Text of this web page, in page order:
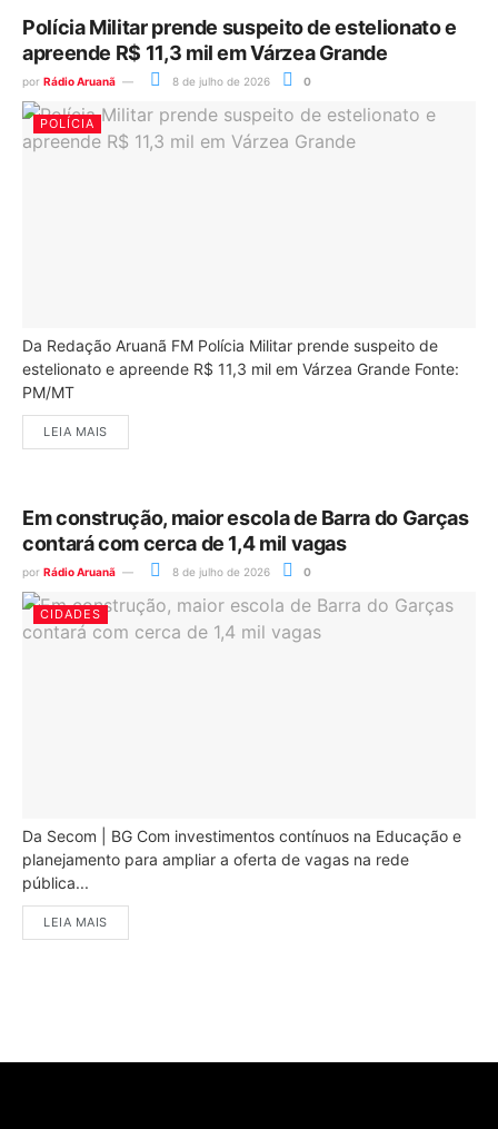
Polícia Militar prende suspeito de estelionato e
apreende R$ 11,3 mil em Várzea Grande
por Rádio Aruanã 8 de julho de 2026 0
POLÍCIA
Da Redação Aruanã FM Polícia Militar prende suspeito de
estelionato e apreende R$ 11,3 mil em Várzea Grande Fonte:
PM/MT
LEIA MAIS
Em construção, maior escola de Barra do Garças
contará com cerca de 1,4 mil vagas
por Rádio Aruanã 8 de julho de 2026 0
CIDADES
Da Secom | BG Com investimentos contínuos na Educação e
planejamento para ampliar a oferta de vagas na rede
pública...
LEIA MAIS